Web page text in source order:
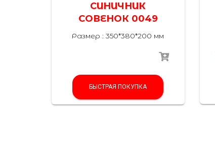
СИНИЧНИК
СОВЕНОК 0049
Размер : 350*380*200 мм
БЫСТРАЯ ПОКУПКА